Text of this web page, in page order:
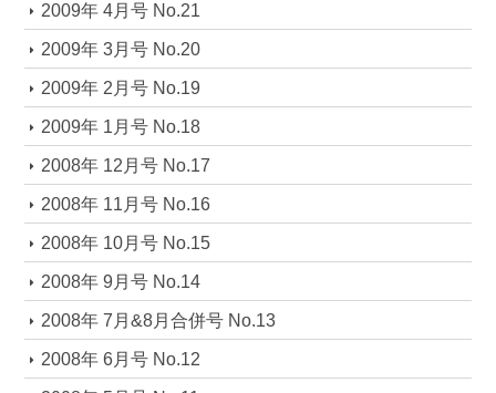
2009年 4月号 No.21
2009年 3月号 No.20
2009年 2月号 No.19
2009年 1月号 No.18
2008年 12月号 No.17
2008年 11月号 No.16
2008年 10月号 No.15
2008年 9月号 No.14
2008年 7月&8月合併号 No.13
2008年 6月号 No.12